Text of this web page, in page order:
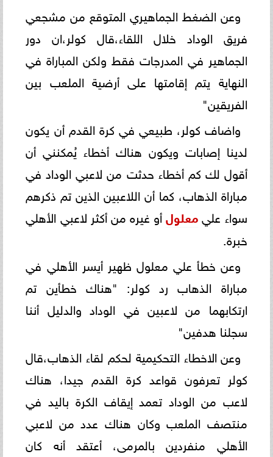
وعن الضغط الجماهيري المتوقع من مشجعي
فريق الوداد خلال اللقاء،قال كولر،ان دور
الجماهير في المدرجات فقط ولكن المباراة في
النهاية يتم إقامتها على أرضية الملعب بين
الفريقين"
واضاف كولر، طبيعي في كرة القدم أن يكون
لدينا إصابات ويكون هناك أخطاء يُمكنني أن
أقول لك كم أخطاء حدثت من لاعبي الوداد في
مباراة الذهاب، كما أن اللاعبين الذين تم ذكرهم
سواء عليمعلولأو غيره من أكثر لاعبي الأهلي
خبرة.
وعن خطأ علي معلول ظهير أيسر الأهلي في
مباراة الذهاب رد كولر: "هناك خطأين تم
ارتكابهما من لاعبين في الوداد والدليل أننا
سجلنا هدفين"
وعن الاخطاء التحكيمية لحكم لقاء الذهاب،قال
كولر تعرفون قواعد كرة القدم جيدا، هناك
لاعب من الوداد تعمد إيقاف الكرة باليد في
منتصف الملعب وكان هناك عدد من لاعبي
الأهلي منفردين بالمرمى، أعتقد أنه كان